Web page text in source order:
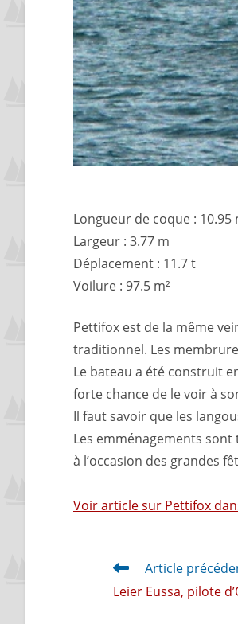
Longueur de coque : 10.95
Largeur : 3.77 m
Déplacement : 11.7 t
Voilure : 97.5 m²
Pettifox est de la même
traditionnel. Les
Le bateau a été construit
forte chance de le voir à
Il faut savoir que les
Les emménagements
à l’occasion des grandes
Voir article sur Pettifox
Article
Leier Eussa, pilote